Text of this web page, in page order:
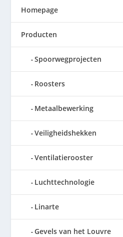
Homepage
Producten
Spoorwegprojecten
Roosters
Metaalbewerking
Veiligheidshekken
Ventilatierooster
Luchttechnologie
Linarte
Gevels van het Louvre